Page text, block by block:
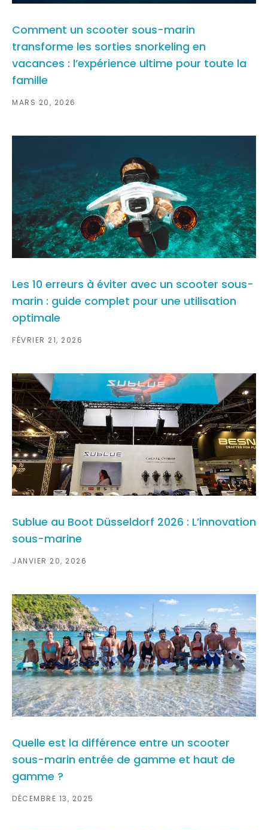
Comment un scooter sous-marin
transforme les sorties snorkeling en
vacances : l’expérience ultime pour toute la
famille
MARS 20, 2026
Les 10 erreurs à éviter avec un scooter sous-
marin : guide complet pour une utilisation
optimale
FÉVRIER 21, 2026
Sublue au Boot Düsseldorf 2026 : L’innovation
sous-marine
JANVIER 20, 2026
Quelle est la différence entre un scooter
sous-marin entrée de gamme et haut de
gamme ?
DÉCEMBRE 13, 2025